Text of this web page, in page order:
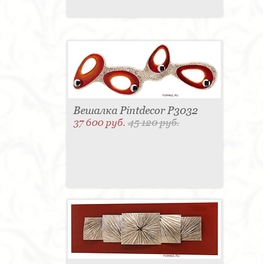
Вешалка Pintdecor P3032
37 600 руб.45 120 руб.